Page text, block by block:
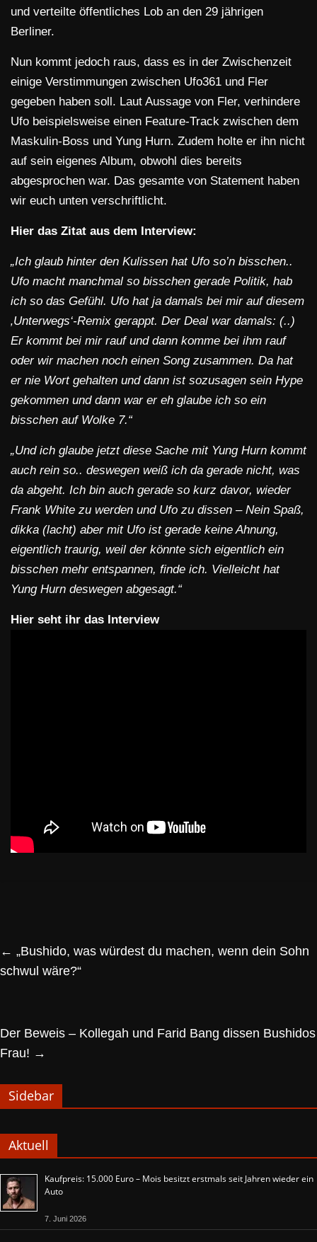
und verteilte öffentliches Lob an den 29 jährigen
Berliner.
Nun kommt jedoch raus, dass es in der Zwischenzeit
einige Verstimmungen zwischen Ufo361 und Fler
gegeben haben soll. Laut Aussage von Fler, verhindere
Ufo beispielsweise einen Feature-Track zwischen dem
Maskulin-Boss und Yung Hurn. Zudem holte er ihn nicht
auf sein eigenes Album, obwohl dies bereits
abgesprochen war. Das gesamte von Statement haben
wir euch unten verschriftlicht.
Hier das Zitat aus dem Interview:
„Ich glaub hinter den Kulissen hat Ufo so’n bisschen..
Ufo macht manchmal so bisschen gerade Politik, hab
ich so das Gefühl. Ufo hat ja damals bei mir auf diesem
‚Unterwegs‘-Remix gerappt. Der Deal war damals: (..)
Er kommt bei mir rauf und dann komme bei ihm rauf
oder wir machen noch einen Song zusammen. Da hat
er nie Wort gehalten und dann ist sozusagen sein Hype
gekommen und dann war er eh glaube ich so ein
bisschen auf Wolke 7.“
„Und ich glaube jetzt diese Sache mit Yung Hurn kommt
auch rein so.. deswegen weiß ich da gerade nicht, was
da abgeht. Ich bin auch gerade so kurz davor, wieder
Frank White zu werden und Ufo zu dissen – Nein Spaß,
dikka (lacht) aber mit Ufo ist gerade keine Ahnung,
eigentlich traurig, weil der könnte sich eigentlich ein
bisschen mehr entspannen, finde ich. Vielleicht hat
Yung Hurn deswegen abgesagt.“
Hier seht ihr das Interview
← „Bushido, was würdest du machen, wenn dein Sohn
schwul wäre?“
Der Beweis – Kollegah und Farid Bang dissen Bushidos
Frau! →
Sidebar
Aktuell
Kaufpreis: 15.000 Euro – Mois besitzt erstmals seit Jahren wieder ein
Auto
7. Juni 2026